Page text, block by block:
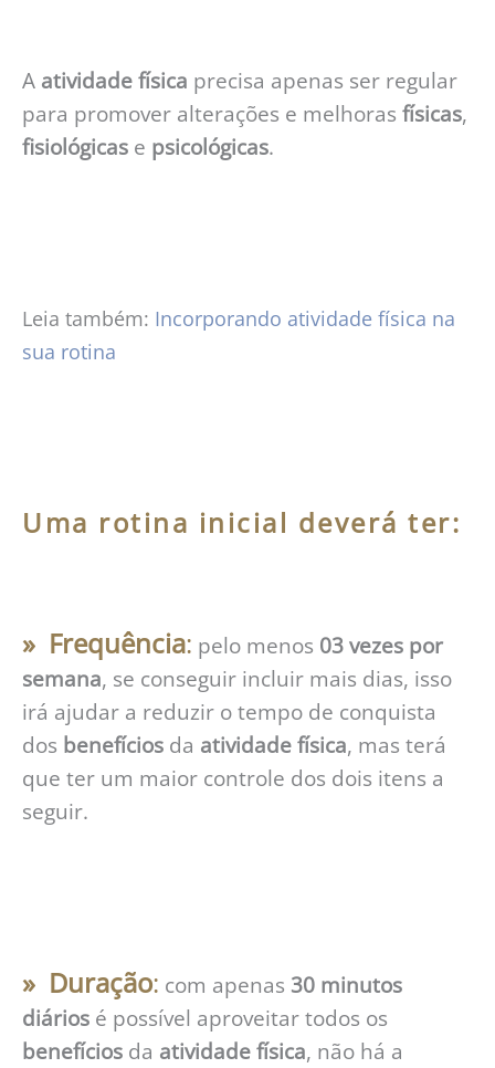
A atividade física precisa apenas ser regular
para promover alterações e melhoras físicas,
fisiológicas e psicológicas.
Leia também: Incorporando atividade física na
sua rotina
Uma rotina inicial deverá ter:
» Frequência: pelo menos 03 vezes por
semana, se conseguir incluir mais dias, isso
irá ajudar a reduzir o tempo de conquista
dos benefícios da atividade física, mas terá
que ter um maior controle dos dois itens a
seguir.
» Duração: com apenas 30 minutos
diários é possível aproveitar todos os
benefícios da atividade física, não há a